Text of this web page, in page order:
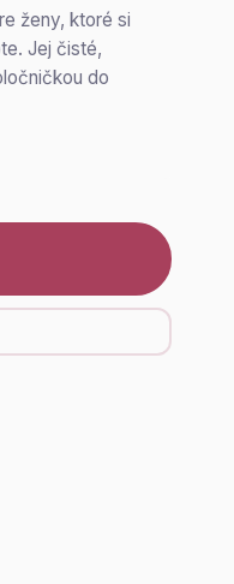
ženy, ktoré si
Jej čisté,
do